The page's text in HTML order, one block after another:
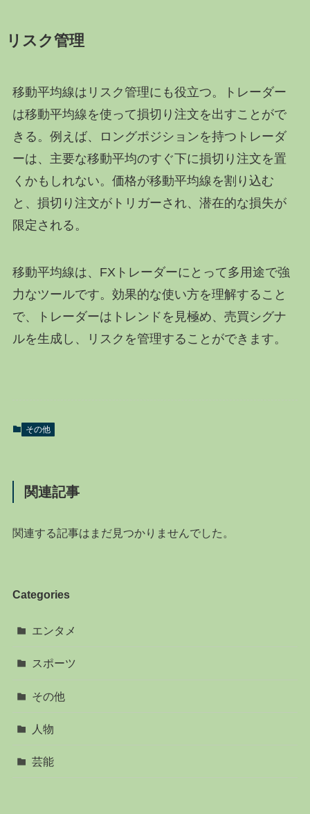
リスク管理
移動平均線はリスク管理にも役立つ。トレーダー
は移動平均線を使って損切り注文を出すことがで
きる。例えば、ロングポジションを持つトレーダ
ーは、主要な移動平均のすぐ下に損切り注文を置
くかもしれない。価格が移動平均線を割り込む
と、損切り注文がトリガーされ、潜在的な損失が
限定される。
移動平均線は、FXトレーダーにとって多用途で強
力なツールです。効果的な使い方を理解すること
で、トレーダーはトレンドを見極め、売買シグナ
ルを生成し、リスクを管理することができます。
その他
関連記事
関連する記事はまだ見つかりませんでした。
Categories
エンタメ
スポーツ
その他
人物
芸能